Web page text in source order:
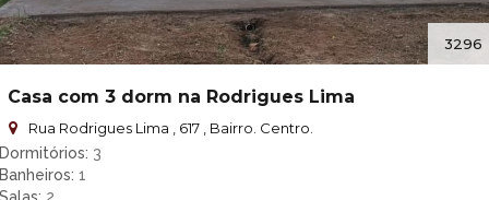
3296
Casa com 3 dorm na Rodrigues Lima
Rua Rodrigues Lima , 617 , Bairro. Centro.
Dormitórios 3
Banheiros 1